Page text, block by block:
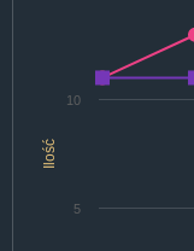
Ilość
10
5